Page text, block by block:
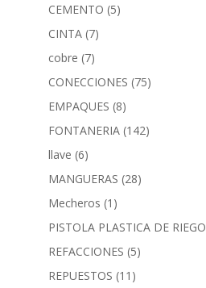
CEMENTO (5)
CINTA (7)
cobre (7)
CONECCIONES (75)
EMPAQUES (8)
FONTANERIA (142)
llave (6)
MANGUERAS (28)
Mecheros (1)
PISTOLA PLASTICA DE RIEGO
REFACCIONES (5)
REPUESTOS (11)